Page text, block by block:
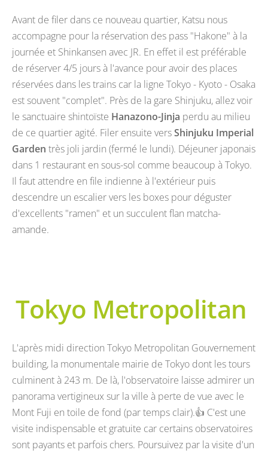
Avant de filer dans ce nouveau quartier, Katsu nous
accompagne pour la réservation des pass "Hakone" à la
journée et Shinkansen avec JR. En effet il est préférable
de réserver 4/5 jours à l'avance pour avoir des places
réservées dans les trains car la ligne Tokyo - Kyoto - Osaka
est souvent "complet". Près de la gare Shinjuku, allez voir
le sanctuaire shintoïste Hanazono-Jinja perdu au milieu
de ce quartier agité. Filer ensuite versShinjuku Imperial
Garden très joli jardin (fermé le lundi). Déjeuner japonais
dans 1 restaurant en sous-sol comme beaucoup à Tokyo.
Il faut attendre en file indienne à l'extérieur puis
descendre un escalier vers les boxes pour déguster
d'excellents "ramen" et un succulent flan matcha-
amande.
Tokyo Metropolitan
L'après midi direction Tokyo Metropolitan Gouvernement
building, la monumentale mairie de Tokyo dont les tours
culminent à 243 m. De là, l'observatoire laisse admirer un
panorama vertigineux sur la ville à perte de vue avec le
Mont Fuji en toile de fond (par temps clair).👍 C'est une
visite indispensable et gratuite car certains observatoires
sont payants et parfois chers. Poursuivez par la visite d'un